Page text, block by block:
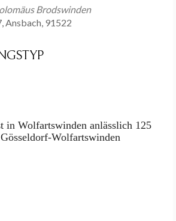
Brodswinden
Ansbach, 91522
in Wolfartswinden anlässlich 125
Wolfartswinden